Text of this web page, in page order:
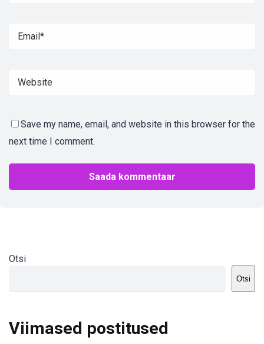
Save my name, email, and website in this browser for the
next time I comment.
Otsi
Otsi
Viimased postitused